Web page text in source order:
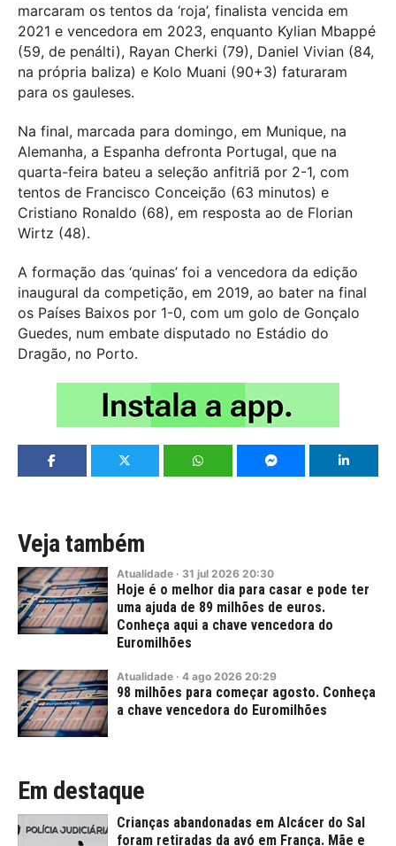
marcaram os tentos da ‘roja’, finalista vencida em
2021 e vencedora em 2023, enquanto Kylian Mbappé
(59, de penálti), Rayan Cherki (79), Daniel Vivian (84,
na própria baliza) e Kolo Muani (90+3) faturaram
para os gauleses.
Na final, marcada para domingo, em Munique, na
Alemanha, a Espanha defronta Portugal, que na
quarta-feira bateu a seleção anfitriã por 2-1, com
tentos de Francisco Conceição (63 minutos) e
Cristiano Ronaldo (68), em resposta ao de Florian
Wirtz (48).
A formação das ‘quinas’ foi a vencedora da edição
inaugural da competição, em 2019, ao bater na final
os Países Baixos por 1-0, com um golo de Gonçalo
Guedes, num embate disputado no Estádio do
Dragão, no Porto.
Veja também
Atualidade · 31 jul 2026 20:30
Hoje é o melhor dia para casar e pode ter
uma ajuda de 89 milhões de euros.
Conheça aqui a chave vencedora do
Euromilhões
Atualidade · 4 ago 2026 20:29
98 milhões para começar agosto. Conheça
a chave vencedora do Euromilhões
Em destaque
Crianças abandonadas em Alcácer do Sal
foram retiradas da avó em França. Mãe e